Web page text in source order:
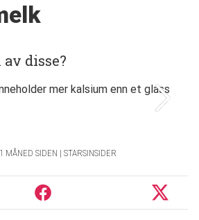
disse?
MÅNED SIDEN | STARSINSIDER